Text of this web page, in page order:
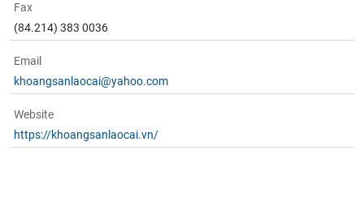
Fax
(84.214) 383 0036
Email
khoangsanlaocai@yahoo.com
Website
https://khoangsanlaocai.vn/